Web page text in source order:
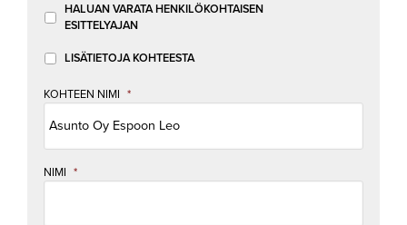
HALUAN VARATA HENKILÖKOHTAISEN
ESITTELYAJAN
LISÄTIETOJA KOHTEESTA
KOHTEEN NIMI *
NIMI *